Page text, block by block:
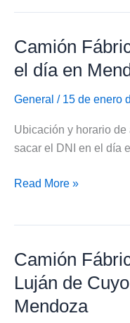
el
16
de
marzo
2018
Camión
el día en
General / 15 de enero
Ubicación y horario
sacar el DNI en el día
Camión
DNI
en
el
día
Read More »
Camión
Luján de
Mendoza